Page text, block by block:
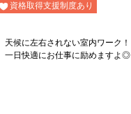
資格取得支援制度あり
天候に左右されない室内ワーク！
一日快適にお仕事に励めますよ◎